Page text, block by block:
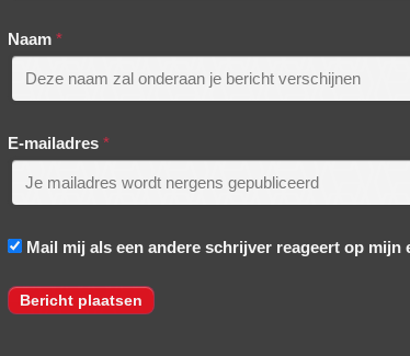
Naam *
E-mailadres *
Mail mij als een andere schrijver reageert op mijn